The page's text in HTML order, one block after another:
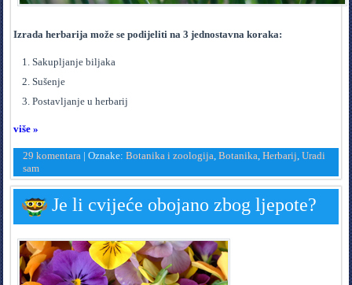
Izrada herbarija može se podijeliti na 3 jednostavna koraka:
Sakupljanje biljaka
Sušenje
Postavljanje u herbarij
više »
29 komentara |Oznake:Botanika i zoologija,Botanika,Herbarij,Uradi
sam
Je li cvijeće obojano zbog ljepote?